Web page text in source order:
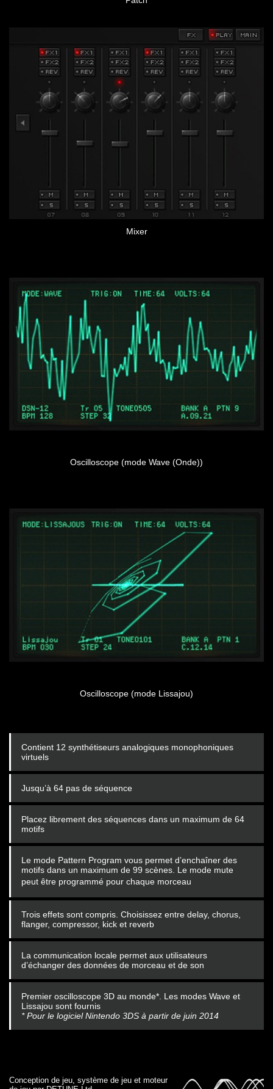
Mixer
Oscilloscope (mode Wave (Onde))
Oscilloscope (mode Lissajou)
Contient 12 synthétiseurs analogiques monophoniques
virtuels
Jusqu’à 64 pas de séquence
Placez librement des séquences dans un maximum de 64
motifs
Le mode Pattern Program vous permet d’enchaîner des
motifs dans un maximum de 99 scènes. Le mode mute
peut être programmé pour chaque morceau
Trois effets sont compris. Choisissez entre delay, chorus,
flanger, compressor, kick et reverb
La communication locale permet aux utilisateurs
d’échanger des données de morceau et de son
Premier oscilloscope 3D au monde*. Les modes Wave et
Lissajou sont fournis
* Pour le logiciel Nintendo 3DS à partir de juin 2014
Conception de jeu, système de jeu et moteur